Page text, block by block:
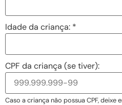
Idade da criança: *
CPF da criança (se tiver):
Caso a criança não possua CPF, deixe